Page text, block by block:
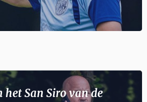
het San Siro van de